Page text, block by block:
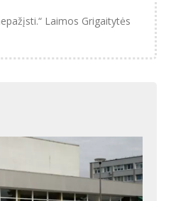
Laimos Grigaitytės